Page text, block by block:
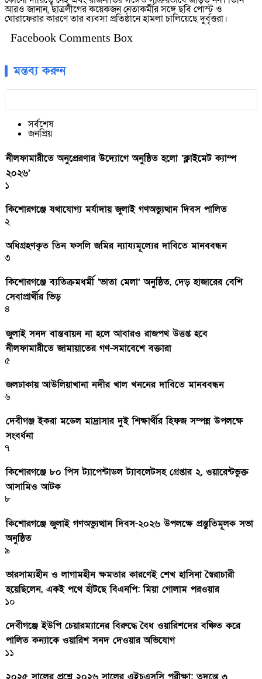
আরও জানান, ছাত্রলীগের কয়েকজন নেতাকর্মীর সঙ্গে ছবি পোস্ট ও
ঘোরাফেরার কারণে তার ব্যবসা প্রতিষ্ঠানে হামলা চালিয়েছে দুর্বৃত্তরা।
Facebook Comments Box
মন্তব্য করুন
সর্বশেষ
জনপ্রিয়
নীলফামারীতে অনুপ্রেরণার উদ্যোগে অনুষ্ঠিত হলো ‘ক্লাইমেট ক্যাম্প
২০২৬’
১
কিশোরগঞ্জে যথাযোগ্য মর্যাদায় জুলাই গণঅভ্যুত্থান দিবস পালিত
২
অধিগ্রহণকৃত তিন ফসলি জমির ন্যায্যমূল্যের দাবিতে মানববন্ধন
৩
কিশোরগঞ্জে ব্যতিক্রমধর্মী ‘ভাতা মেলা’ অনুষ্ঠিত, দেড় হাজারের বেশি
সেবাপ্রার্থীর ভিড়
৪
জুলাই সনদ বাস্তবায়ন না হলে আবারও রাজপথ উত্তপ্ত হবে
নীলফামারীতে জামায়াতের গণ-সমাবেশে বক্তারা
৫
জলঢাকায় আউলিয়াখানা নদীর খাল খননের দাবিতে মানববন্ধন
৬
দেবীগঞ্জ ইকরা মডেল মাদ্রাসার দুই শিক্ষার্থীর হিফজ সম্পন্ন উপলক্ষে
সংবর্ধনা
৭
কিশোরগঞ্জে ৮০ পিস ট্যাপেন্টাডল ট্যাবলেটসহ গ্রেপ্তার ২, ওয়ারেন্টভুক্ত
আসামিও আটক
৮
কিশোরগঞ্জে জুলাই গণঅভ্যুত্থান দিবস-২০২৬ উপলক্ষে প্রস্তুতিমূলক সভা
অনুষ্ঠিত
৯
ভারসাম্যহীন ও লাগামহীন ক্ষমতার কারণেই শেখ হাসিনা স্বৈরাচারী
হয়েছিলেন, একই পথে হাঁটছে বিএনপি: মিয়া গোলাম পরওয়ার
১০
দেবীগঞ্জে ইউপি চেয়ারম্যানের বিরুদ্ধে বৈধ ওয়ারিশদের বঞ্চিত করে
পালিত কন্যাকে ওয়ারিশ সনদ দেওয়ার অভিযোগ
১১